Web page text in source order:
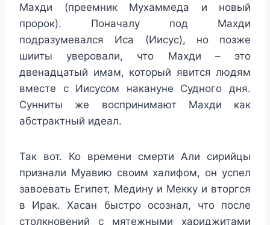
Махди (преемник Мухаммеда и новый
пророк). Поначалу под Махди
подразумевался Иса (Иисус), но позже
шииты уверовали, что Махди – это
двенадцатый имам, который явится людям
вместе с Иисусом накануне Судного дня.
Сунниты же воспринимают Махди как
абстрактный идеал.
Так вот. Ко времени смерти Али сирийцы
признали Муавию своим халифом, он успел
завоевать Египет, Медину и Мекку и вторгся
в Ирак. Хасан быстро осознал, что после
столкновений с мятежными хариджитами